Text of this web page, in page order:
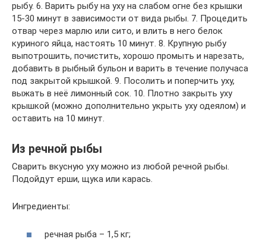
рыбу. 6. Варить рыбу на уху на слабом огне без крышки
15-30 минут в зависимости от вида рыбы. 7. Процедить
отвар через марлю или сито, и влить в него белок
куриного яйца, настоять 10 минут. 8. Крупную рыбу
выпотрошить, почистить, хорошо промыть и нарезать,
добавить в рыбный бульон и варить в течение получаса
под закрытой крышкой. 9. Посолить и поперчить уху,
выжать в неё лимонный сок. 10. Плотно закрыть уху
крышкой (можно дополнительно укрыть уху одеялом) и
оставить на 10 минут.
Из речной рыбы
Сварить вкусную уху можно из любой речной рыбы.
Подойдут ерши, щука или карась.
Ингредиенты:
речная рыба – 1,5 кг;